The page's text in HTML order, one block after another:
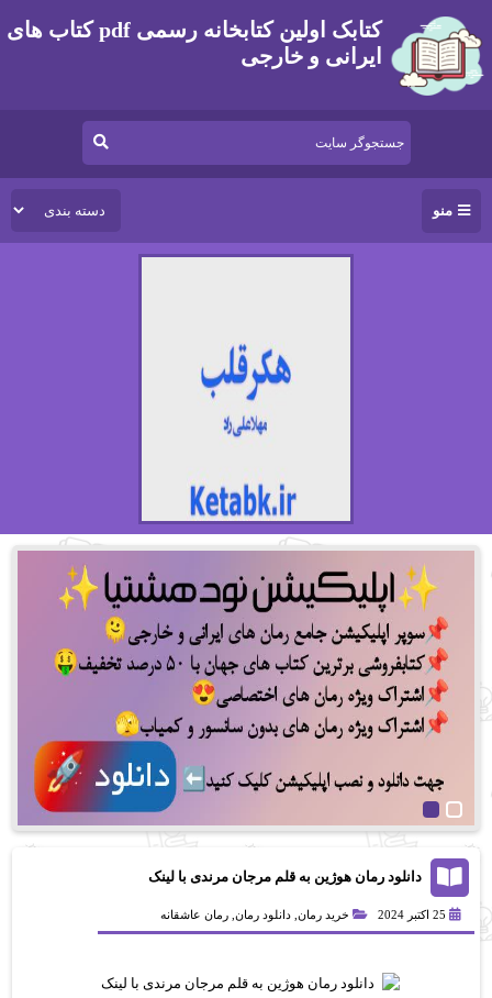
کتابک اولین کتابخانه رسمی pdf کتاب های
ایرانی و خارجی
منو
دانلود رمان هوژین به قلم مرجان مرندی با لینک
25 اکتبر 2024 خرید رمان, دانلود رمان, رمان عاشقانه